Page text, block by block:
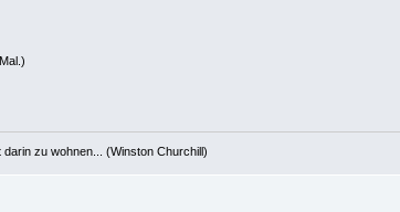
zu wohnen... (Winston Churchill)